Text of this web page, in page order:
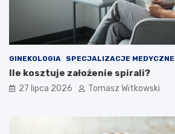
GINEKOLOGIA SPECJALIZACJE MEDYCZNE
Ile kosztuje założenie spirali?
27 lipca 2026 Tomasz Witkowski